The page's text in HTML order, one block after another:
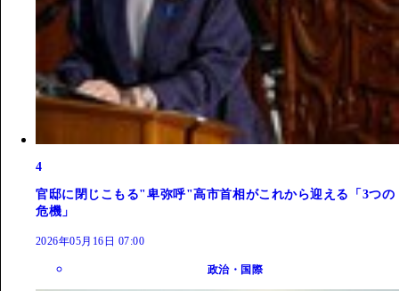
4
官邸に閉じこもる"卑弥呼"高市首相がこれから迎える「3つの
危機」
2026年05月16日 07:00
政治・国際